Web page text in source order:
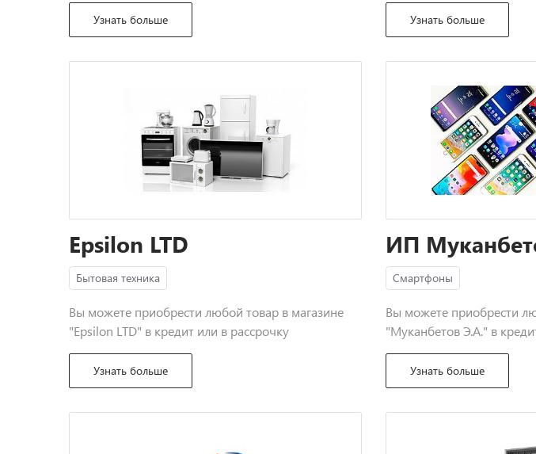
Узнать больше Узнать больше
Epsilon LTD
Бытовая техника
Вы можете приобрести любой товар в магазине
"Epsilon LTD" в кредит или в рассрочку
Узнать больше
ИП
Смартфоны
Вы можете приобрести
"Муканбетов Э.А." в
Узнать больше